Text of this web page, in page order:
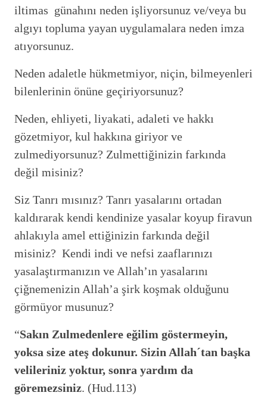
iltimas günahını neden işliyorsunuz ve/veya bu
algıyı topluma yayan uygulamalara neden imza
atıyorsunuz.
Neden adaletle hükmetmiyor, niçin, bilmeyenleri
bilenlerinin önüne geçiriyorsunuz?
Neden, ehliyeti, liyakati, adaleti ve hakkı
gözetmiyor, kul hakkına giriyor ve
zulmediyorsunuz? Zulmettiğinizin farkında
değil misiniz?
Siz Tanrı mısınız? Tanrı yasalarını ortadan
kaldırarak kendi kendinize yasalar koyup firavun
ahlakıyla amel ettiğinizin farkında değil
misiniz? Kendi indi ve nefsi zaaflarınızı
yasalaştırmanızın ve Allah’ın yasalarını
çiğnemenizin Allah’a şirk koşmak olduğunu
görmüyor musunuz?
“Sakın Zulmedenlere eğilim göstermeyin,
yoksa size ateş dokunur. Sizin Allah´tan başka
velileriniz yoktur, sonra yardım da
göremezsiniz. (Hud.113)